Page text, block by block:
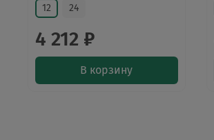
12 24
4 212 ₽
В корзину